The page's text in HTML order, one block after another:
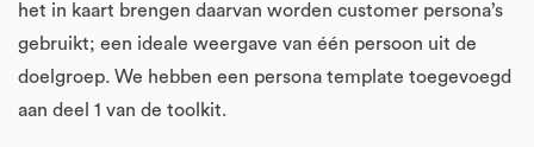
het in kaart brengen daarvan worden customer persona’s
gebruikt; een ideale weergave van één persoon uit de
doelgroep. We hebben een persona template toegevoegd
aan deel 1 van de toolkit.